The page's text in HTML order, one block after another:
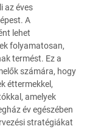
az éves
A
lehet
folyamatosan,
termést. Ez a
számára, hogy
éttermekkel,
amelyek
év egészében
stratégiákat